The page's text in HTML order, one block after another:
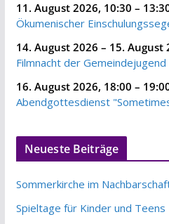
11. August 2026, 10:30 –
Ökumenischer
14. August 2026 – 15. August
Filmnacht der Gemeindejugend
16. August 2026, 18:00 –
Abendgottesdienst
Neueste Beiträge
Sommerkirche im
Spieltage für Kinder und Teens